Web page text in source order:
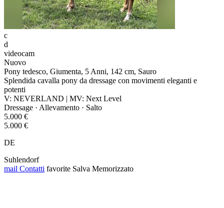
c
d
videocam
Nuovo
Pony tedesco, Giumenta, 5 Anni, 142 cm, Sauro
Splendida cavalla pony da dressage con movimenti eleganti e
potenti
V: NEVERLAND | MV: Next Level
Dressage · Allevamento · Salto
5.000 €
5.000 €
DE
Suhlendorf
mail Contatti favorite Salva Memorizzato